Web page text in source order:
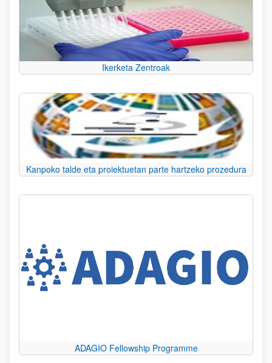
Ikerketa Zentroak
Kanpoko talde eta proiektuetan parte hartzeko prozedura
ADAGIO Fellowship Programme